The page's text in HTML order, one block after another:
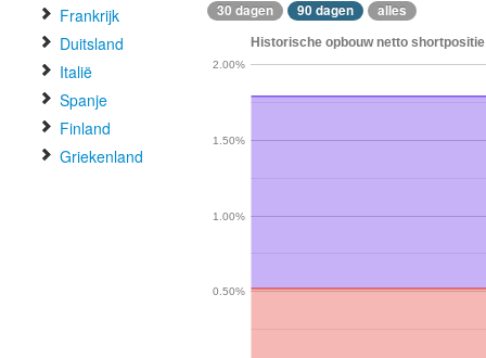
Frankrijk
Duitsland
Italië
Spanje
Finland
Griekenland
30 dagen 90 dagen alles
Historische opbouw netto
0.50%
1.00%
1.50%
2.00%